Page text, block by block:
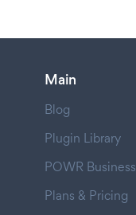
Main
Blog
Plugin Library
POWR Business
Plans & Pricing